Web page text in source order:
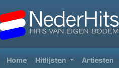
Home(current)
Hitlijsten Artiesten